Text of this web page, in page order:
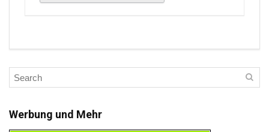
Werbung und Mehr